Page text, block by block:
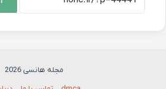
مجله هانسی 2026